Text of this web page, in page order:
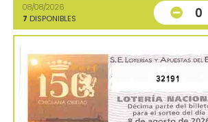
08/08/2026
7 DISPONIBLES 0
32191